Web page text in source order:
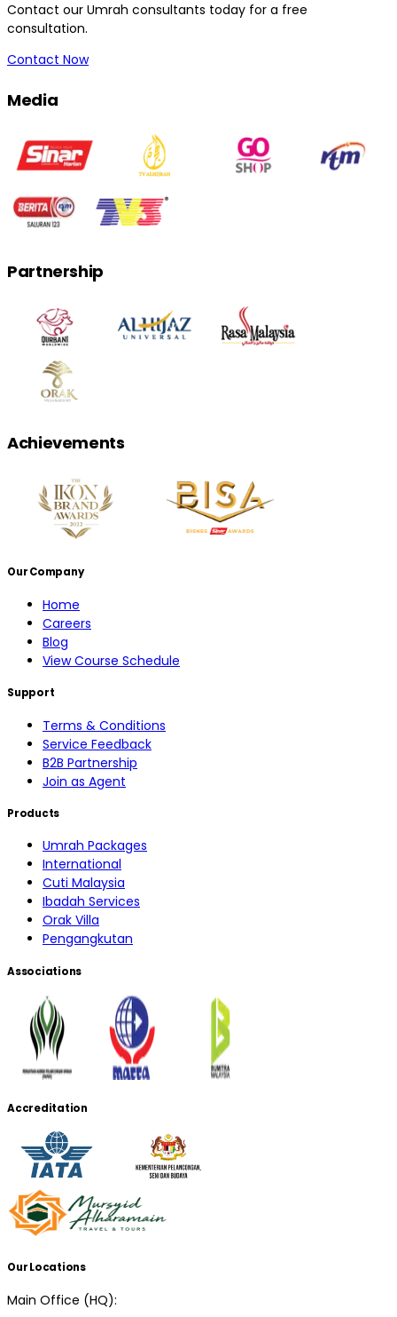
Contact our Umrah consultants today for a free
consultation.
Contact Now
Media
Partnership
Achievements
Our Company
Home
Careers
Blog
View Course Schedule
Support
Terms & Conditions
Service Feedback
B2B Partnership
Join as Agent
Products
Umrah Packages
International
Cuti Malaysia
Ibadah Services
Orak Villa
Pengangkutan
Associations
Accreditation
Our Locations
Main Office (HQ):